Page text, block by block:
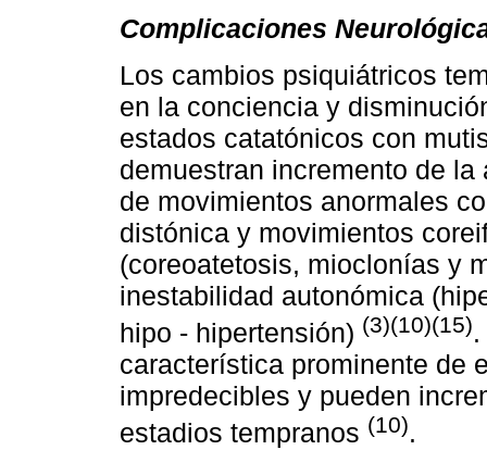
Complicaciones
Los cambios psiquiátricos
en la conciencia y
estados catatónicos con
demuestran incremento de
de movimientos anormales
distónica y movimientos
(coreoatetosis, mioclonías y
inestabilidad autonómica
hipo - hipertensión) (3)(10)(15)
característica prominente de
impredecibles y pueden
estadios tempranos (10).